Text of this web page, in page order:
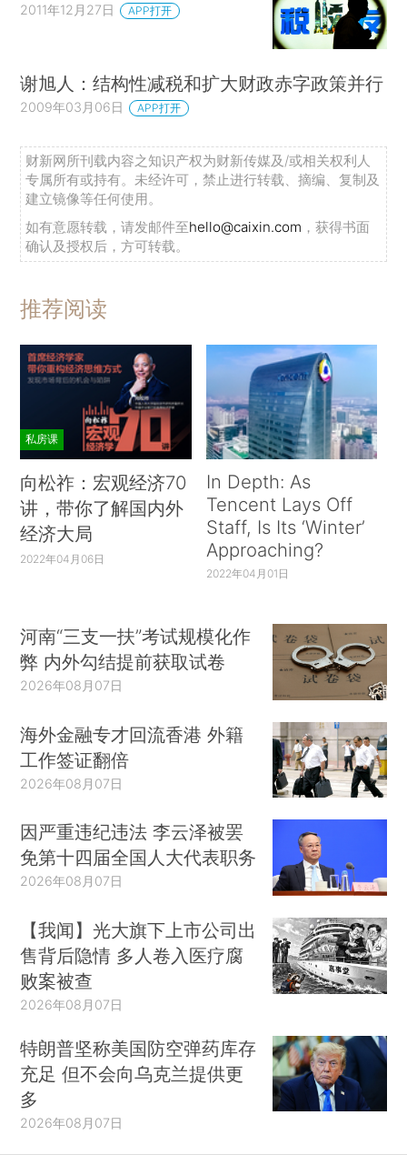
2011年12月27日 APP打开
谢旭人：结构性减税和扩大财政赤字政策并行
2009年03月06日 APP打开
财新网所刊载内容之知识产权为财新传媒及/或相关权利人
专属所有或持有。未经许可，禁止进行转载、摘编、复制及
建立镜像等任何使用。
如有意愿转载，请发邮件至hello@caixin.com ，获得书面
确认及授权后，方可转载。
推荐阅读
私房课
向松祚：宏观经济70
讲，带你了解国内外
经济大局
2022年04月06日
In Depth: As
Tencent Lays Off
Staff, Is Its ‘Winter’
Approaching?
2022年04月01日
河南“三支一扶”考试规模化作
弊 内外勾结提前获取试卷
2026年08月07日
海外金融专才回流香港 外籍
工作签证翻倍
2026年08月07日
因严重违纪违法 李云泽被罢
免第十四届全国人大代表职务
2026年08月07日
【我闻】光大旗下上市公司出
售背后隐情 多人卷入医疗腐
败案被查
2026年08月07日
特朗普坚称美国防空弹药库存
充足 但不会向乌克兰提供更
多
2026年08月07日